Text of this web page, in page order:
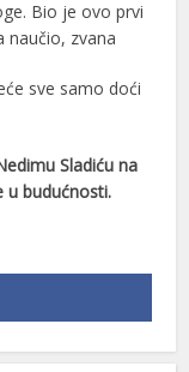
Bio je ovo prvi
naučio, zvana
sve samo doći
Sladiću na
u budućnosti.